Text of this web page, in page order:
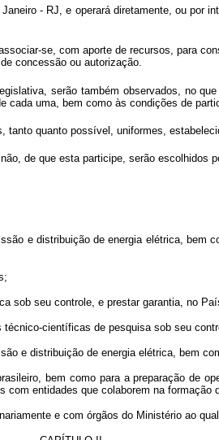
- RJ, e operará diretamente, ou por
se, com aporte de recursos, para
concessão ou autorização.
serão também observados, no
uma, bem como às condições de
quanto possível, uniformes,
de que esta participe, serão escolhidos
e distribuição de energia elétrica, bem
seu controle, e prestar garantia, no
científicas de pesquisa sob seu
distribuição de energia elétrica, bem
bem como para a preparação de
entidades que colaborem na formação
e com órgãos do Ministério ao qual